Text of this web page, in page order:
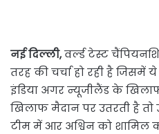
नई दिल्ली,वर्ल्ड टेस्ट
तरह की चर्चा हो रही है जिसमें
इंडिया अगर न्यूजीलैंड के
खिलाफ मैदान पर उतरती है तो
टीम में आर अश्विन को शामिल